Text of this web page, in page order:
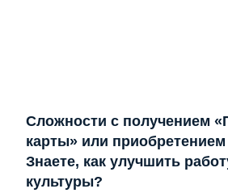
Сложности с получением
карты» или
Знаете, как улучшить
культуры?